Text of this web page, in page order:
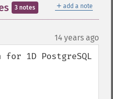
＋ add a note
3 notes
14 years ago
1D PostgreSQL